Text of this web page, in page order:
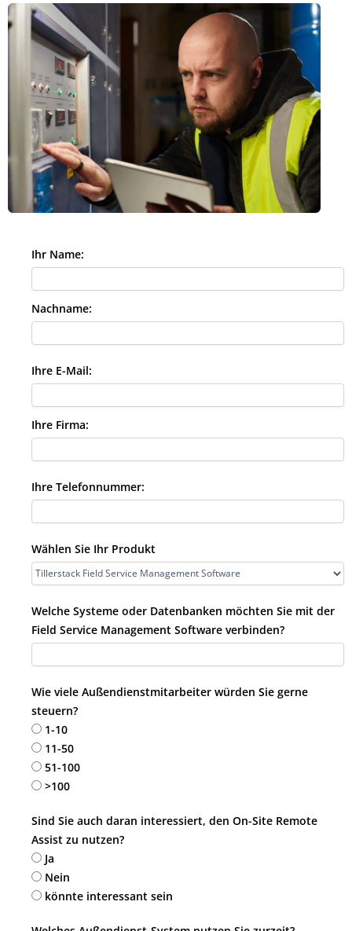
Ihr Name:
Nachname:
Ihre E-Mail:
Ihre Firma:
Ihre Telefonnummer:
Wählen Sie Ihr Produkt
Welche Systeme oder Datenbanken möchten Sie mit der
Field Service Management Software verbinden?
Wie viele Außendienstmitarbeiter würden Sie gerne
steuern?
1-10
11-50
51-100
>100
Sind Sie auch daran interessiert, den On-Site Remote
Assist zu nutzen?
Ja
Nein
könnte interessant sein